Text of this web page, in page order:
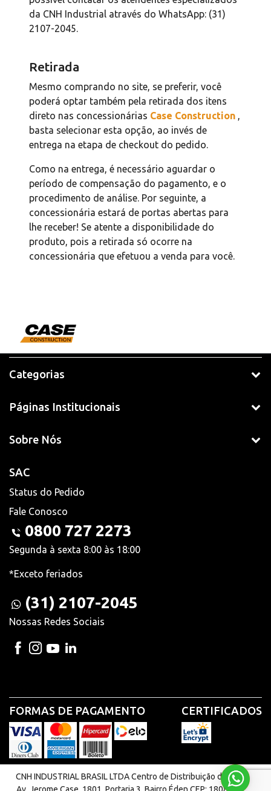
da CNH Industrial através do WhatsApp: (31)
2107-2045.
Retirada
Mesmo comprando no site, se preferir, você
poderá optar também pela retirada dos itens
direto nas concessionárias Case Construction ,
basta selecionar esta opção, ao invés de
entrega na etapa de checkout do pedido.
Como na entrega, é necessário aguardar o
período de compensação do pagamento, e o
procedimento de análise. Por seguinte, a
concessionária estará de portas abertas para
lhe receber! Se atente a disponibilidade do
produto, pois a retirada só ocorre na
concessionária que efetuou a venda para você.
Categorias
Páginas Institucionais
Sobre Nós
SAC
Status do Pedido
Fale Conosco
0800 727 2273
Segunda à sexta 8:00 às 18:00
*Exceto feriados
(31) 2107-2045
Nossas Redes Sociais
FORMAS DE PAGAMENTO CERTIFICADOS
CNH INDUSTRIAL BRASIL LTDA Centro de Distribuição de Peças |